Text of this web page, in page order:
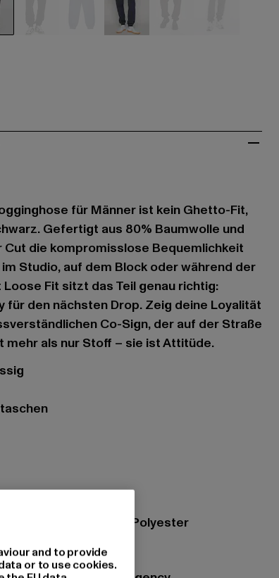
für Männer ist kein Ghetto-Fit,
Gefertigt aus 80% Baumwolle und
die kompromisslose Bequemlichkeit
Studio, auf dem Block oder während der
Fit sitzt das Teil genau richtig:
für den nächsten Drop. Zeig deine Loyalität
Co-Sign, der auf der Straße
mehr als nur Stoff – sie ist Attitüde.
Baumwolle, 20% Polyester
and to provide
or to use cookies.